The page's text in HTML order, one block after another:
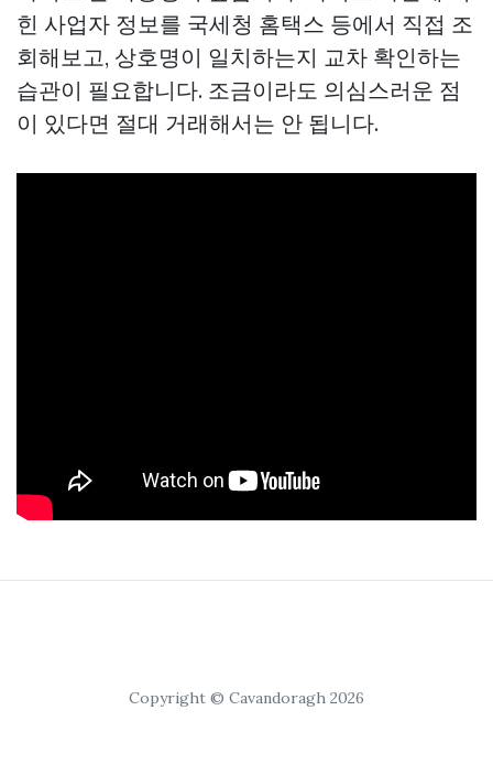
힌 사업자 정보를 국세청 홈택스 등에서 직접 조
회해보고, 상호명이 일치하는지 교차 확인하는
습관이 필요합니다. 조금이라도 의심스러운 점
이 있다면 절대 거래해서는 안 됩니다.
Copyright © Cavandoragh 2026